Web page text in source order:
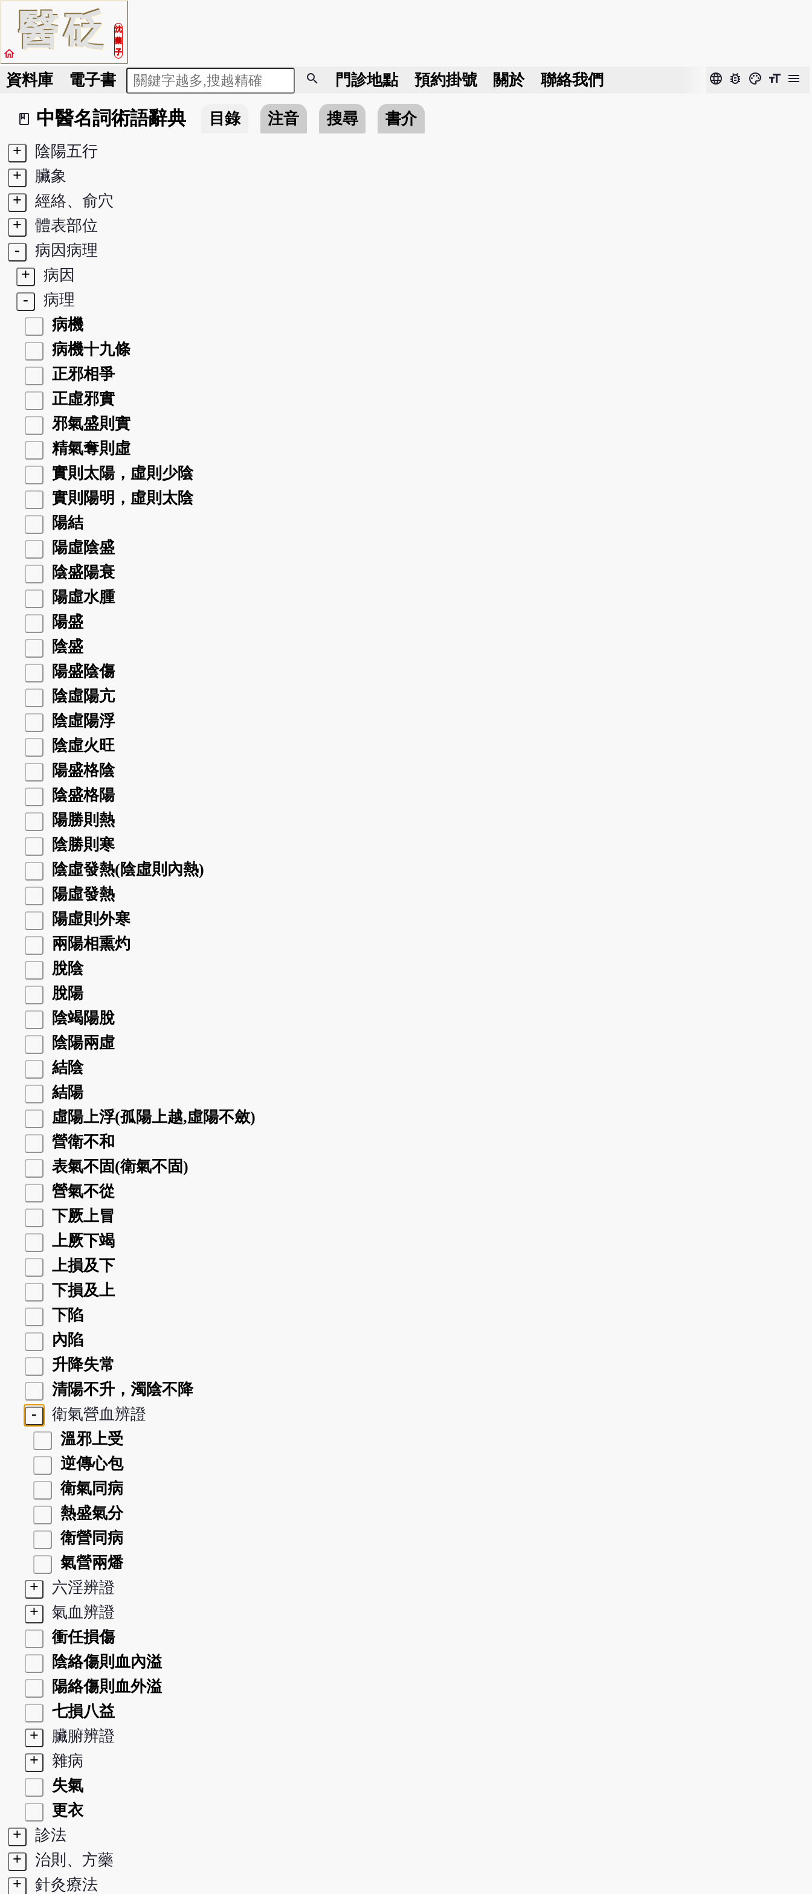
醫砭
沈
藥
子
home
資料庫 電子書 search 門診地點 預約掛號 關於 聯絡我們 language bug_report color_lens format_size menu
book_2
中醫名詞術語辭典 目錄 注音 搜尋
書介
+
陰陽五行
+
臟象
+
經絡、俞穴
+
體表部位
-
病因病理
+
病因
-
病理
病機
病機十九條
正邪相爭
正虛邪實
邪氣盛則實
精氣奪則虛
實則太陽，虛則少陰
實則陽明，虛則太陰
陽結
陽虛陰盛
陰盛陽衰
陽虛水腫
陽盛
陰盛
陽盛陰傷
陰虛陽亢
陰虛陽浮
陰虛火旺
陽盛格陰
陰盛格陽
陽勝則熱
陰勝則寒
陰虛發熱(陰虛則內熱)
陽虛發熱
陽虛則外寒
兩陽相熏灼
脫陰
脫陽
陰竭陽脫
陰陽兩虛
結陰
結陽
虛陽上浮(孤陽上越,虛陽不斂)
營衛不和
表氣不固(衛氣不固)
營氣不從
下厥上冒
上厥下竭
上損及下
下損及上
下陷
內陷
升降失常
清陽不升，濁陰不降
-
衛氣營血辨證
溫邪上受
逆傳心包
衛氣同病
熱盛氣分
衛營同病
氣營兩燔
+
六淫辨證
+
氣血辨證
衝任損傷
陰絡傷則血內溢
陽絡傷則血外溢
七損八益
+
臟腑辨證
+
雜病
失氣
更衣
+
診法
+
治則、方藥
+
針灸療法